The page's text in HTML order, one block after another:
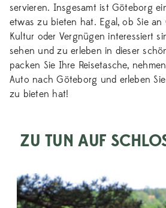
servieren. Insgesamt ist Göteborg
etwas zu bieten hat. Egal, ob Sie an
Kultur oder Vergnügen interessiert
sehen und zu erleben in dieser
packen Sie Ihre Reisetasche,
Auto nach Göteborg und erleben
zu bieten hat!
ZU TUN AUF